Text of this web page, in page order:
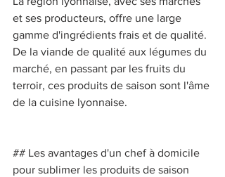
et ses producteurs, offre une large
gamme d'ingrédients frais et de qualité.
De la viande de qualité aux légumes du
marché, en passant par les fruits du
terroir, ces produits de saison sont l'âme
de la cuisine lyonnaise.
## Les avantages d'un chef à domicile
pour sublimer les produits de saison